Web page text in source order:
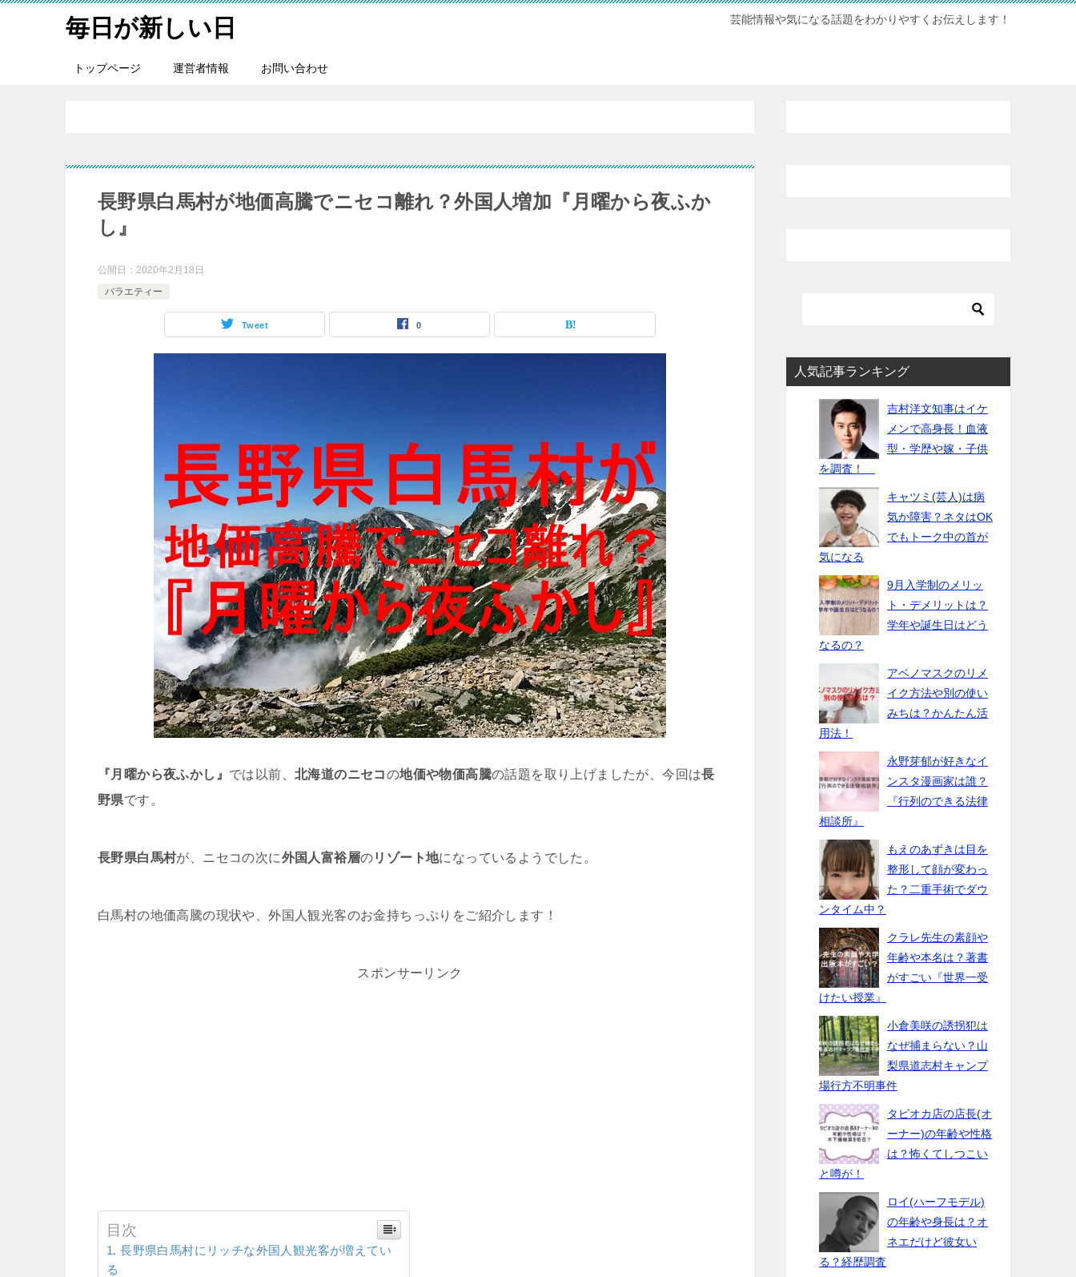
毎日が新しい日 芸能情報や気になる話題をわかりやすくお伝えします！
トップページ 運営者情報 お問い合わせ
長野県白馬村が地価高騰でニセコ離れ？外国人増加『月曜から夜ふか
し』
公開日： 2020年2月18日
バラエティー
Tweet 0
『月曜から夜ふかし』 では以前、 北海道のニセコの地価や物価高騰の話題を取り上げましたが、今回は長
野県です。
長野県白馬村が、ニセコの次に外国人富裕層のリゾート地になっているようでした。
白馬村の地価高騰の現状や、外国人観光客のお金持ちっぷりをご紹介します！
スポンサーリンク
目次
長野県白馬村にリッチな外国人観光客が増えてい
る
人気記事ランキング
吉村洋文知事はイケ
メンで高身長！血液
型・学歴や嫁・子供
を調査！
キャツミ(芸人)は病
気か障害？ネタはOK
でもトーク中の首が
気になる
9月入学制のメリッ
ト・デメリットは？
学年や誕生日はどう
なるの？
アベノマスクのリメ
イク方法や別の使い
みちは？かんたん活
用法！
永野芽郁が好きなイ
ンスタ漫画家は誰？
『行列のできる法律
相談所』
もえのあずきは目を
整形して顔が変わっ
た？二重手術でダウ
ンタイム中？
クラレ先生の素顔や
年齢や本名は？著書
がすごい『世界一受
けたい授業』
小倉美咲の誘拐犯は
なぜ捕まらない？山
梨県道志村キャンプ
場行方不明事件
タピオカ店の店長(オ
ーナー)の年齢や性格
は？怖くてしつこい
と噂が！
ロイ(ハーフモデル)
の年齢や身長は？オ
ネエだけど彼女い
る？経歴調査